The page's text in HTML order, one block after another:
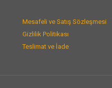
Mesafeli ve Satış Sözleşmesi
Gizlilik Politikası
Teslimat ve İade